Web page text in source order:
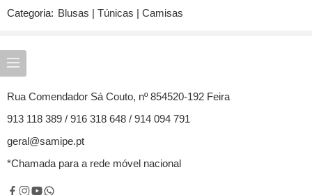
Categoria: Blusas | Túnicas | Camisas
Rua Comendador Sá Couto, nº 854520-192 Feira
913 118 389 / 916 318 648 / 914 094 791
geral@samipe.pt
*Chamada para a rede móvel nacional